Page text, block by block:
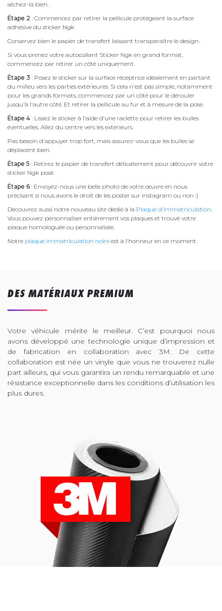
séchez-la bien.
Étape 2 : Commencez par retirer la pellicule protégeant la surface
adhésive du sticker Ngk
Conservez bien le papier de transfert laissant transparaître le design.
Si vous prenez votre autocollant Sticker Ngk en grand format,
commencez par retirer un côté uniquement.
Étape 3 : Posez le sticker sur la surface réceptrice idéalement en partant
du milieu vers les parties extérieures. Si cela n'est pas simple, notamment
pour les grands formats, commencez par un côté pour le dérouler
jusqu'à l'autre côté. Et retirer la pellicule au fur et à mesure de la pose.
Étape 4 : Lissez le sticker à l'aide d'une raclette pour retirer les bulles
éventuelles. Allez du centre vers les extérieurs.
Pas besoin d'appuyer trop fort, mais assurez-vous que les bulles se
déplacent bien.
Étape 5 : Retirez le papier de transfert délicatement pour découvrir votre
sticker Ngk posé.
Étape 6 : Envoyez-nous une belle photo de votre œuvre en nous
précisant si nous avons le droit de les poster sur instagram ou non :)
Découvrez aussi notre nouveau site dédié à la Plaque d'immatriculation.
Vous pouvez personnaliser entièrement vos plaques et trouvé votre
plaque homologuée ou personnalisée.
Notre plaque immatriculation noire est à l'honneur en ce moment.
DES MATÉRIAUX PREMIUM
Votre véhicule mérite le meilleur. C’est pourquoi nous
avons développé une technologie unique d’impression et
de fabrication en collaboration avec 3M. De cette
collaboration est née un vinyle que vous ne trouverez nulle
part ailleurs, qui vous garantira un rendu remarquable et une
résistance exceptionnelle dans les conditions d’utilisation les
plus dures.